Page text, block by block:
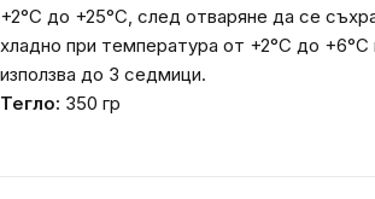
+2°C до +25°C, след отваряне да се
хладно при температура от +2°C до +6°C
използва до 3 седмици.
Тегло: 350 гр